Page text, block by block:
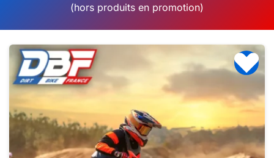
(hors produits en promotion)